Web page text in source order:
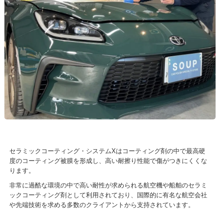
セラミックコーティング・システムXはコーティング剤の中で最高硬
度のコーティング被膜を形成し、高い耐擦り性能で傷がつきにくくな
ります。
非常に過酷な環境の中で高い耐性が求められる航空機や船舶のセラミ
ックコーティング剤として利用されており、国際的に有名な航空会社
や先端技術を求める多数のクライアントから支持されています。